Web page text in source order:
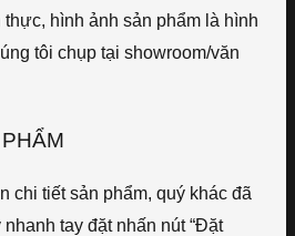
hình ảnh sản phẩm là hình
tôi chụp tại showroom/văn
chi tiết sản phẩm, quý khác đã
tay đặt nhấn nút “Đặt